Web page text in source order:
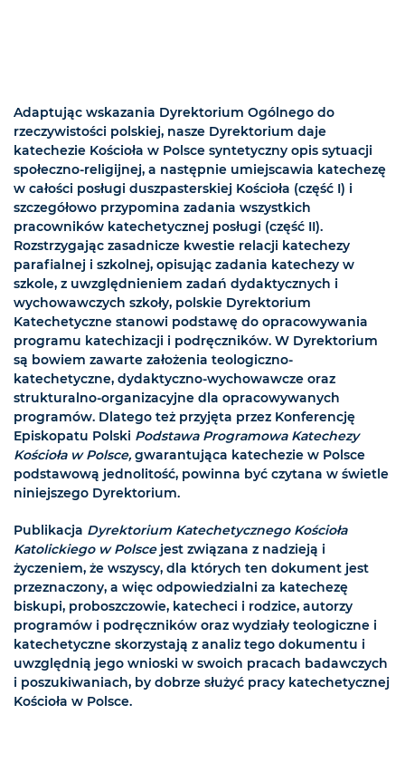
Adaptując wskazania Dyrektorium Ogólnego do
rzeczywistości polskiej, nasze Dyrektorium daje
katechezie Kościoła w Polsce syntetyczny opis sytuacji
społeczno-religijnej, a następnie umiejscawia katechezę
w całości posługi duszpasterskiej Kościoła (część I) i
szczegółowo przypomina zadania wszystkich
pracowników katechetycznej posługi (część II).
Rozstrzygając zasadnicze kwestie relacji katechezy
parafialnej i szkolnej, opisując zadania katechezy w
szkole, z uwzględnieniem zadań dydaktycznych i
wychowawczych szkoły, polskie Dyrektorium
Katechetyczne stanowi podstawę do opracowywania
programu katechizacji i podręczników. W Dyrektorium
są bowiem zawarte założenia teologiczno-
katechetyczne, dydaktyczno-wychowawcze oraz
strukturalno-organizacyjne dla opracowywanych
programów. Dlatego też przyjęta przez Konferencję
Episkopatu Polski Podstawa Programowa Katechezy
Kościoła w Polsce,gwarantująca katechezie w Polsce
podstawową jednolitość, powinna być czytana w świetle
niniejszego Dyrektorium.
Publikacja Dyrektorium Katechetycznego Kościoła
Katolickiego w Polsce jest związana z nadzieją i
życzeniem, że wszyscy, dla których ten dokument jest
przeznaczony, a więc odpowiedzialni za katechezę
biskupi, proboszczowie, katecheci i rodzice, autorzy
programów i podręczników oraz wydziały teologiczne i
katechetyczne skorzystają z analiz tego dokumentu i
uwzględnią jego wnioski w swoich pracach badawczych
i poszukiwaniach, by dobrze służyć pracy katechetycznej
Kościoła w Polsce.